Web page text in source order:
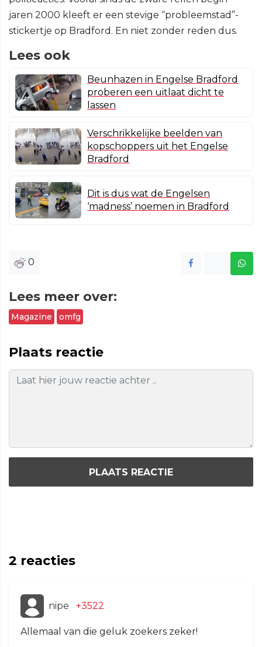
jaren 2000 kleeft er een stevige “probleemstad”-
stickertje op Bradford. En niet zonder reden dus.
Lees ook
Beunhazen in Engelse Bradford
proberen een uitlaat dicht te
lassen
Verschrikkelijke beelden van
kopschoppers uit het Engelse
Bradford
Dit is dus wat de Engelsen
‘madness’ noemen in Bradford
0
Lees meer over:
Magazine omfg
Plaats reactie
PLAATS REACTIE
2 reacties
nipe +3522
Allemaal van die geluk zoekers zeker!